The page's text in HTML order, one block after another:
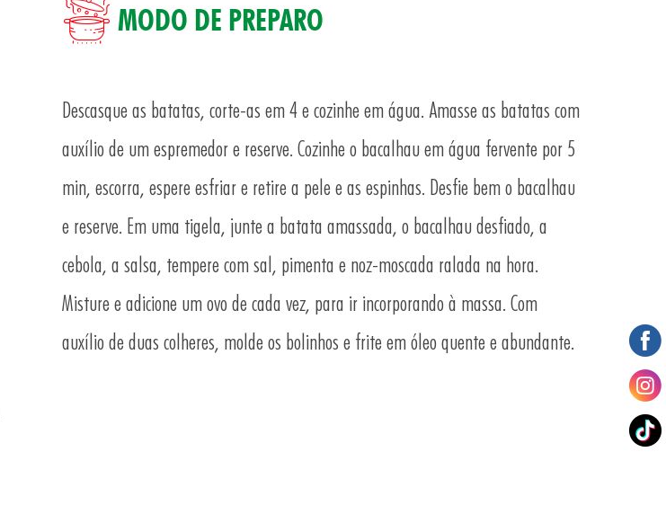
MODO DE PREPARO
Descasque as batatas, corte-as em 4 e cozinhe em água. Amasse as batatas com
auxílio de um espremedor e reserve. Cozinhe o bacalhau em água fervente por 5
min, escorra, espere esfriar e retire a pele e as espinhas. Desfie bem o bacalhau
e reserve. Em uma tigela, junte a batata amassada, o bacalhau desfiado, a
cebola, a salsa, tempere com sal, pimenta e noz-moscada ralada na hora.
Misture e adicione um ovo de cada vez, para ir incorporando à massa. Com
auxílio de duas colheres, molde os bolinhos e frite em óleo quente e abundante.